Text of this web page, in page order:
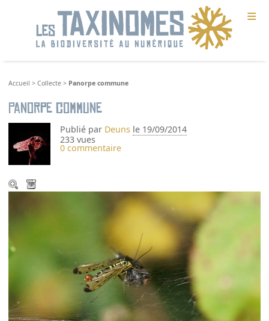
≡
Accueil >Collecte > Panorpe commune
Panorpe commune
Publié par Deuns le 19/09/2014
233 vues
0 commentaire